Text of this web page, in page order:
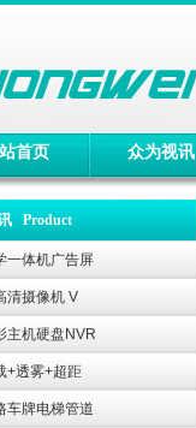
首页 众为视讯
Product
一体机广告屏
清摄像机 V
主机硬盘NVR
+透雾+超距
车牌电梯管道